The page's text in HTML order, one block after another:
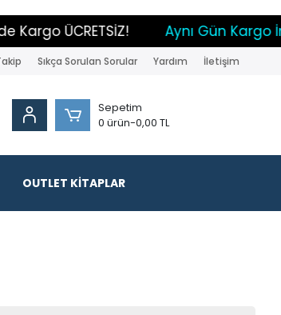
Aynı Gün Kargo İmkanı
Sıkça Sorulan Sorular Yardım İletişim
Sepetim
0 ürün-0,00 TL
OUTLET KİTAPLAR